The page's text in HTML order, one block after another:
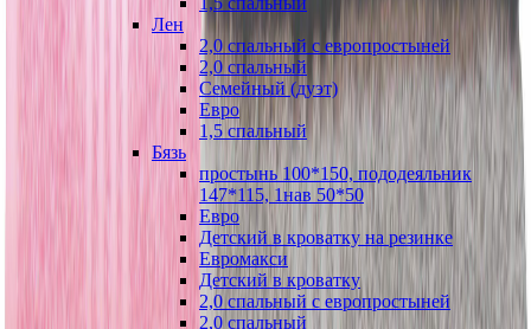
Лен
2,0 спальный с европростыней
2,0 спальный
Семейный (дуэт)
Евро
1,5 спальный
Бязь
простынь 100*150, пододеяльник
147*115, 1нав 50*50
Евро
Детский в кроватку на резинке
Евромакси
Детский в кроватку
2,0 спальный с европростыней
2,0 спальный